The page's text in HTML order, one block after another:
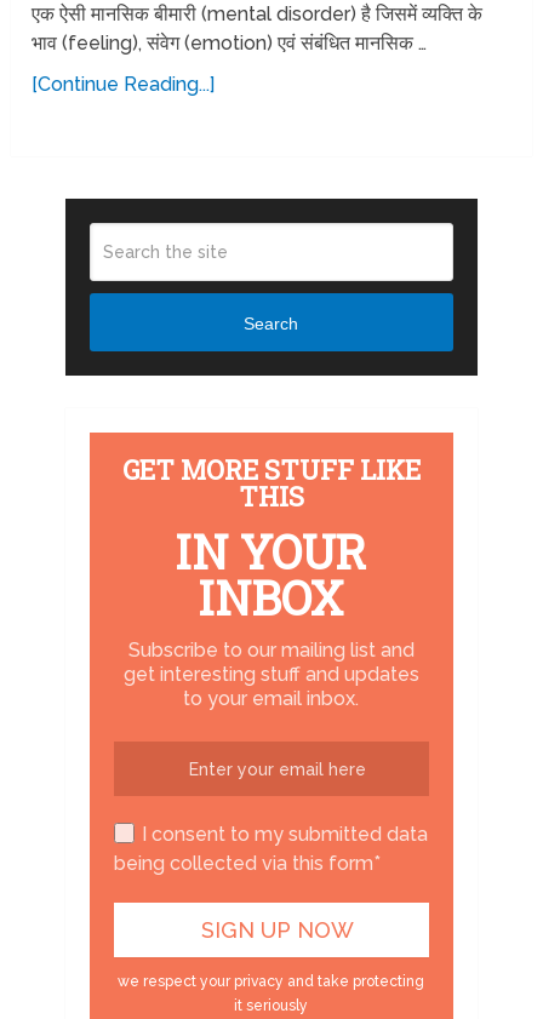
एक ऐसी मानसिक बीमारी (mental disorder) है जिसमें व्यक्ति के
भाव (feeling), संवेग (emotion) एवं संबंधित मानसिक …
[Continue Reading...]
Search
GET MORE STUFF LIKE
THIS
IN YOUR
INBOX
Subscribe to our mailing list and
get interesting stuff and updates
to your email inbox.
I consent to my submitted data
being collected via this form*
we respect your privacy and take protecting
it seriously